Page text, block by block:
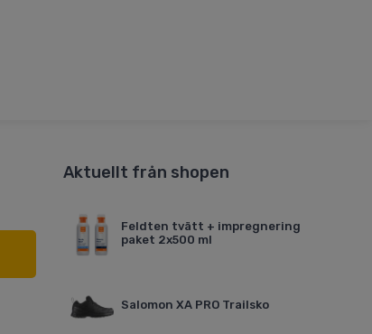
Aktuellt från shopen
Feldten tvätt + impregnering
paket 2x500 ml
Salomon XA PRO Trailsko